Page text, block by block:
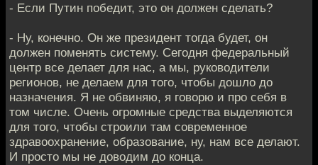
- Если Путин победит, это он должен сделать?
- Ну, конечно. Он же президент тогда будет, он
должен поменять систему. Сегодня федеральный
центр все делает для нас, а мы, руководители
регионов, не делаем для того, чтобы дошло до
назначения. Я не обвиняю, я говорю и про себя в
том числе. Очень огромные средства выделяются
для того, чтобы строили там современное
здравоохранение, образование, ну, нам все делают.
И просто мы не доводим до конца.